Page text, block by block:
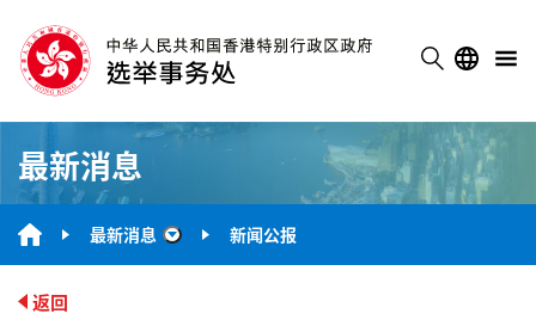
最新消息
最新消息 “最新消息”
新闻公报
返回